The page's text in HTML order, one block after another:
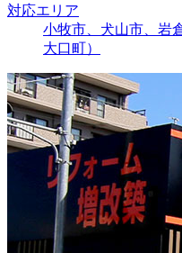
対応エリア
小牧市、犬山市、岩
大口町）